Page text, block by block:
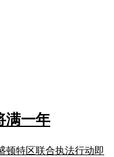
满一年
顿特区联合执法行动即